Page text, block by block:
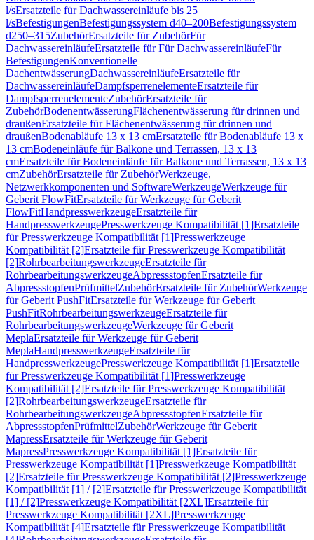
l/sErsatzteile für Dachwassereinläufe bis 25
l/sBefestigungenBefestigungssystem d40–200Befestigungssystem
d250–315ZubehörErsatzteile für ZubehörFür
DachwassereinläufeErsatzteile für Für DachwassereinläufeFür
BefestigungenKonventionelle
DachentwässerungDachwassereinläufeErsatzteile für
DachwassereinläufeDampfsperrenelementeErsatzteile für
DampfsperrenelementeZubehörErsatzteile für
ZubehörBodenentwässerungFlächenentwässerung für drinnen und
draußenErsatzteile für Flächenentwässerung für drinnen und
draußenBodenabläufe 13 x 13 cmErsatzteile für Bodenabläufe 13 x
13 cmBodeneinläufe für Balkone und Terrassen, 13 x 13
cmErsatzteile für Bodeneinläufe für Balkone und Terrassen, 13 x 13
cmZubehörErsatzteile für ZubehörWerkzeuge,
Netzwerkkomponenten und SoftwareWerkzeugeWerkzeuge für
Geberit FlowFitErsatzteile für Werkzeuge für Geberit
FlowFitHandpresswerkzeugeErsatzteile für
HandpresswerkzeugePresswerkzeuge Kompatibilität [1]Ersatzteile
für Presswerkzeuge Kompatibilität [1]Presswerkzeuge
Kompatibilität [2]Ersatzteile für Presswerkzeuge Kompatibilität
[2]RohrbearbeitungswerkzeugeErsatzteile für
RohrbearbeitungswerkzeugeAbpressstopfenErsatzteile für
AbpressstopfenPrüfmittelZubehörErsatzteile für ZubehörWerkzeuge
für Geberit PushFitErsatzteile für Werkzeuge für Geberit
PushFitRohrbearbeitungswerkzeugeErsatzteile für
RohrbearbeitungswerkzeugeWerkzeuge für Geberit
MeplaErsatzteile für Werkzeuge für Geberit
MeplaHandpresswerkzeugeErsatzteile für
HandpresswerkzeugePresswerkzeuge Kompatibilität [1]Ersatzteile
für Presswerkzeuge Kompatibilität [1]Presswerkzeuge
Kompatibilität [2]Ersatzteile für Presswerkzeuge Kompatibilität
[2]RohrbearbeitungswerkzeugeErsatzteile für
RohrbearbeitungswerkzeugeAbpressstopfenErsatzteile für
AbpressstopfenPrüfmittelZubehörWerkzeuge für Geberit
MapressErsatzteile für Werkzeuge für Geberit
MapressPresswerkzeuge Kompatibilität [1]Ersatzteile für
Presswerkzeuge Kompatibilität [1]Presswerkzeuge Kompatibilität
[2]Ersatzteile für Presswerkzeuge Kompatibilität [2]Presswerkzeuge
Kompatibilität [1] / [2]Ersatzteile für Presswerkzeuge Kompatibilität
[1] / [2]Presswerkzeuge Kompatibilität [2XL]Ersatzteile für
Presswerkzeuge Kompatibilität [2XL]Presswerkzeuge
Kompatibilität [4]Ersatzteile für Presswerkzeuge Kompatibilität